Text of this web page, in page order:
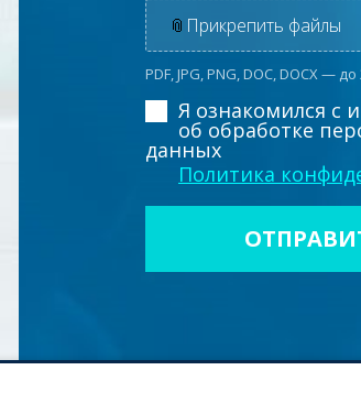
📎 Прикрепить файлы
PDF, JPG, PNG, DOC, DOCX —
Я ознакомился с
об обработке
данных
Политика